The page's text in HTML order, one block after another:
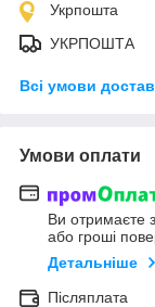
Укрпошта
УКРПОШТА
Всі умови
Умови оплати
Ви отримаєте
або гроші
Детальніше
Післяплата